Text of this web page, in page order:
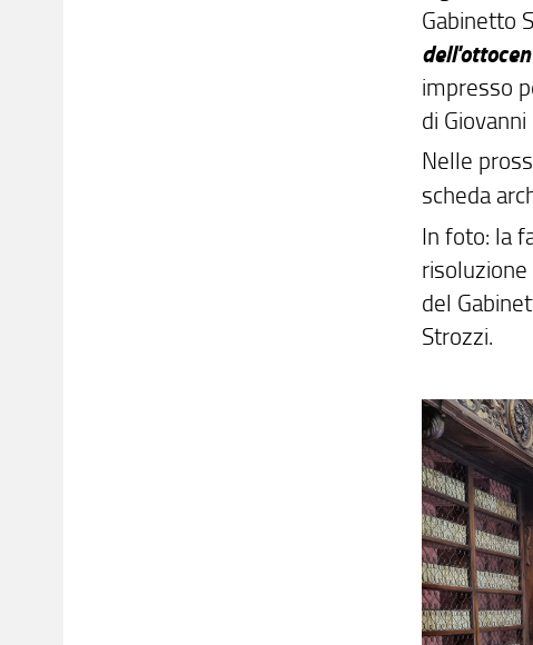
Gabinetto
impresso
di
Nelle
scheda
In foto: la
del
Strozzi.